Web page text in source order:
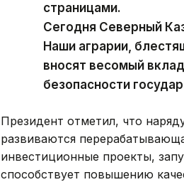
страницами.
Сегодня Северный
Наши аграрии,
вносят весомый
безопасности
Президент отметил, что
развиваются
инвестиционные проекты,
способствует повышению